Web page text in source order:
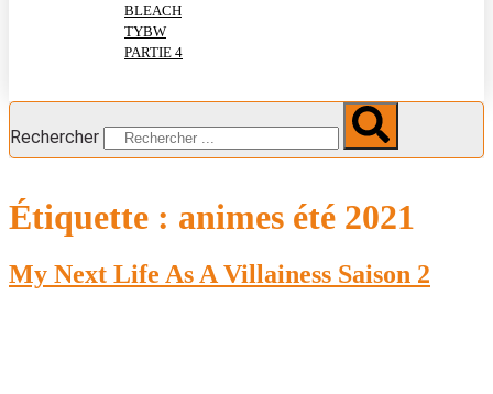
BLEACH
TYBW
PARTIE 4
Rechercher
Étiquette : animes été 2021
My Next Life As A Villainess Saison 2